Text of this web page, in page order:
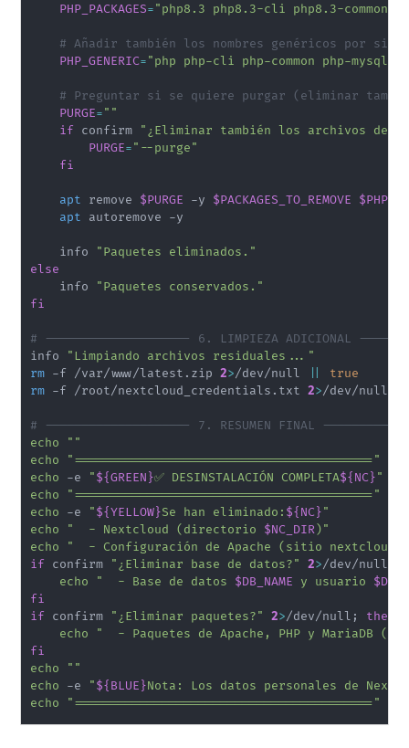
PHP_PACKAGES="php8.3 php8.3-cli php8.3-common
# Añadir también los nombres genéricos por si
PHP_GENERIC="php php-cli php-common php-mysql
# Preguntar si se quiere purgar (eliminar
PURGE=""
if confirm "¿Eliminar también los archivos de
PURGE="--purge"
fi
apt remove $PURGE -y $PACKAGES_TO_REMOVE
apt autoremove -y
    info
"Paquetes eliminados."
else
    info
"Paquetes conservados."
fi
# -------------------- 6. LIMPIEZA ADICIONAL
info "Limpiando archivos residuales..."
rm -f /var/www/latest.zip 2>/dev/null
true
rm -f /root/nextcloud_credentials.txt 2>/dev/null
# -------------------- 7. RESUMEN FINAL
echo
""
echo
"========================================="
echo -e "${GREEN}✅ DESINSTALACIÓN COMPLETA${NC}"
echo
"========================================="
echo -e "${YELLOW}Se han eliminado: ${NC}"
echo
"  - Nextcloud (directorio $NC_DIR)"
echo
"  - Configuración de Apache (sitio
if confirm "¿Eliminar base de datos?" 2>/dev/null
echo
"  - Base de datos $DB_NAME y usuario
fi
if confirm "¿Eliminar paquetes?" 2>/dev/null ;
then
echo
"  - Paquetes de Apache, PHP y MariaDB
fi
echo
""
echo -e "${BLUE}Nota: Los datos personales de
echo
"========================================="